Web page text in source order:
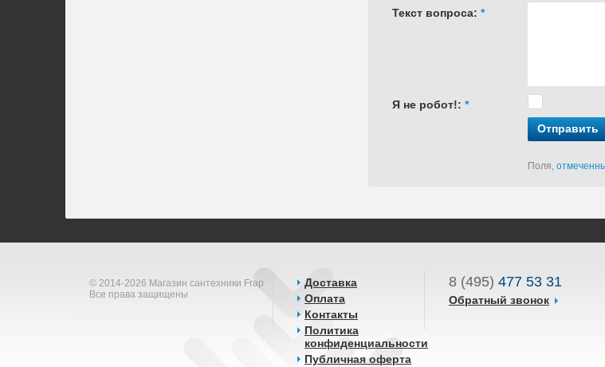
Текст вопроса: *
Я не робот!: *
Отправить
Поля,
© 2014-2026 Магазин сантехники Frap
Все права защищены
Доставка
Оплата
Контакты
Политика
конфиденциальности
Публичная оферта
8 (495) 477 53 31
Обратный звонок